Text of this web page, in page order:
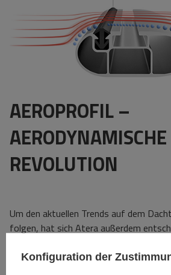
AEROPROFIL –
AERODYNAMISCHE
REVOLUTION
Um den aktuellen Trends auf dem
folgen, hat sich Atera außerdem
in Form eines Flugzeugflügels zu
Konfiguration der